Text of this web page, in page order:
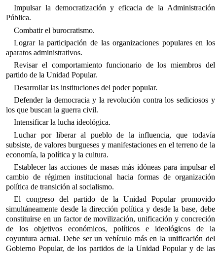
Impulsar la democratización y eficacia de la Administración
Pública.
Combatir el burocratismo.
Lograr la participación de las organizaciones populares en los
aparatos administrativos.
Revisar el comportamiento funcionario de los miembros del
partido de la Unidad Popular.
Desarrollar las instituciones del poder popular.
Defender la democracia y la revolución contra los sediciosos y
los que buscan la guerra civil.
Intensificar la lucha ideológica.
Luchar por liberar al pueblo de la influencia, que todavía
subsiste, de valores burgueses y manifestaciones en el terreno de la
economía, la política y la cultura.
Establecer las acciones de masas más idóneas para impulsar el
cambio de régimen institucional hacia formas de organización
política de transición al socialismo.
El congreso del partido de la Unidad Popular promovido
simultáneamente desde la dirección política y desde la base, debe
constituirse en un factor de movilización, unificación y concreción
de los objetivos económicos, políticos e ideológicos de la
coyuntura actual. Debe ser un vehículo más en la unificación del
Gobierno Popular, de los partidos de la Unidad Popular y de las